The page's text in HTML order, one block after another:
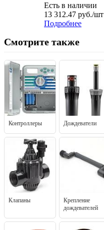
Есть в наличии
13 312.47 руб./шт
Подробнее
Смотрите также
Контроллеры Дождеватели
Клапаны
Крепление
дождевателей